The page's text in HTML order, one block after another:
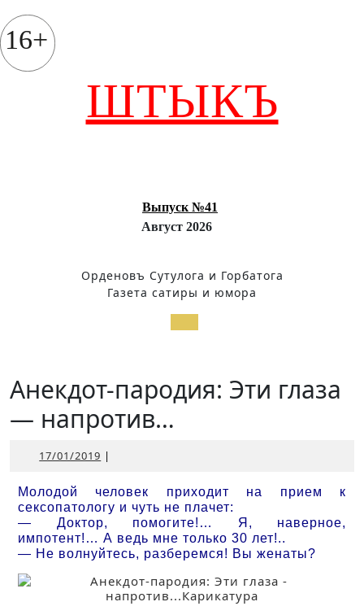
к
содержимому
16+
ШТЫКЪ
Выпуск №41
Август 2026
Орденовъ Сутулога и Горбатога
Газета сатиры и юмора
Открыть
Анекдот-пародия: Эти глаза
— напротив…
17/01/2019 17/01/2019
|
Молодой человек приходит на прием к
сексопатологу и чуть не плачет:
— Доктор, помогите!… Я, наверное,
импотент!… А ведь мне только 30 лет!..
— Не волнуйтесь, разберемся! Вы женаты?